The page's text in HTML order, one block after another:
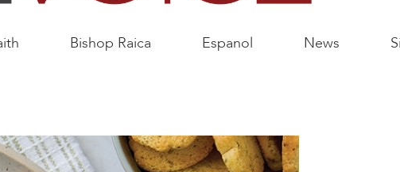
Bishop Raica Espanol News